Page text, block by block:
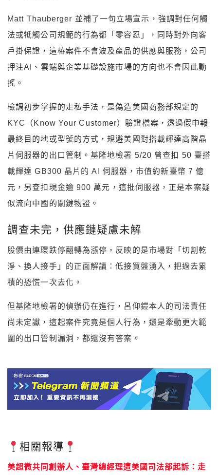
Matt Thauberger 並補了一句立場宣示，強調對任何觸
法或牴觸公司規範的行為都「零容忍」，同時對外向客
戶掛保證，這樁案件不會波及產品的供應與服務，公司
押注AI、雲端與企業基礎設施市場的方向也不會因此動
搖。
檢調初步掌握的走私手法，是偽造美國商務部規定的
KYC（Know Your Customer）驗證檔案，透過假申報
最終目的地或型號的方式，規避美國對搭載輝達高階晶
片伺服器的出口管制。基隆地檢署 5/20 曾查扣 50 臺搭
載輝達 GB300 晶片的 AI 伺服器，市值約新臺幣 7 億
元，另查扣現金逾 900 萬元，這批伺服器，正是本案疑
似流向中國的關鍵物證。
調查未完，供應鏈疑慮未解
股價由連環跌停翻轉為漲停，反映的是市場對「切割乾
淨、換人接手」的正面解讀：低接買盤湧入，把過去累
積的恐慌一次去化。
但基隆地檢署的偵辦仍在進行，呂仰鎧本人的司法責任
尚未定讞，這起案件究竟是個人行為，還是牽動更大範
圍的出口管制漏洞，都還沒有答案。
相關報導
美超微共同創辦人、臺灣總經理遭美國司法部起訴：走